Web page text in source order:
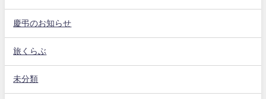
慶弔のお知らせ
旅くらぶ
未分類